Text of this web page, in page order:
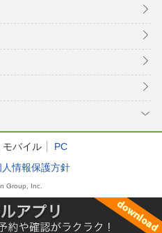
モバイル
PC
人情報保護方針
Group, Inc.